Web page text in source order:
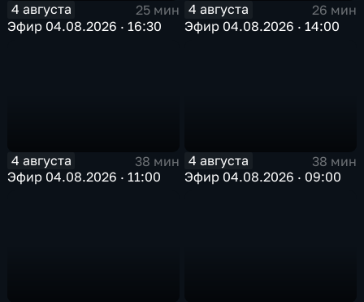
4 августа
25 мин
Эфир 04.08.2026 · 16:30
4 августа
26 мин
Эфир 04.08.2026 · 14:00
4 августа
38 мин
Эфир 04.08.2026 · 11:00
4 августа
38 мин
Эфир 04.08.2026 · 09:00